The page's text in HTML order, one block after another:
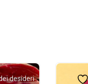
desideri